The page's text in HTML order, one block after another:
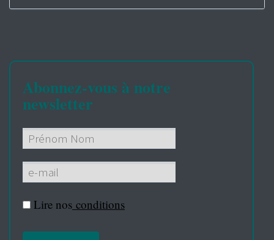
Abonnez-vous à notre
newsletter
Lire nos conditions